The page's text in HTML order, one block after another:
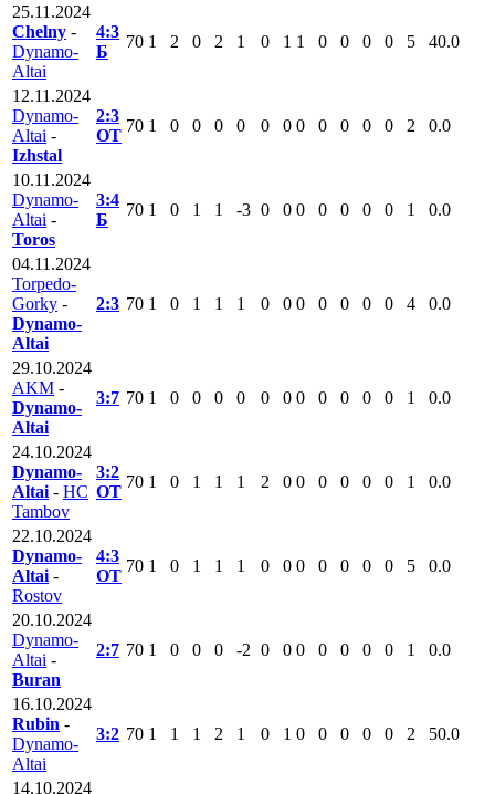
25.11.2024
Chelny -
Dynamo-
Altai
4:3
Б
70 1 2 0 2 1 0 1 1 0 0 0 0 5 40.0
12.11.2024
Dynamo-
Altai -
Izhstal
2:3
ОТ
70 1 0 0 0 0 0 0 0 0 0 0 0 2 0.0
10.11.2024
Dynamo-
Altai -
Toros
3:4
Б
70 1 0 1 1 -3 0 0 0 0 0 0 0 1 0.0
04.11.2024
Torpedo-
Gorky -
Dynamo-
Altai
2:3 70 1 0 1 1 1 0 0 0 0 0 0 0 4 0.0
29.10.2024
AKM -
Dynamo-
Altai
3:7 70 1 0 0 0 0 0 0 0 0 0 0 0 1 0.0
24.10.2024
Dynamo-
Altai - HC
Tambov
3:2
ОТ
70 1 0 1 1 1 2 0 0 0 0 0 0 1 0.0
22.10.2024
Dynamo-
Altai -
Rostov
4:3
ОТ
70 1 0 1 1 1 0 0 0 0 0 0 0 5 0.0
20.10.2024
Dynamo-
Altai -
Buran
2:7 70 1 0 0 0 -2 0 0 0 0 0 0 0 1 0.0
16.10.2024
Rubin -
Dynamo-
Altai
3:2 70 1 1 1 2 1 0 1 0 0 0 0 0 2 50.0
14.10.2024